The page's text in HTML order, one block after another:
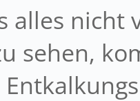
alles nicht
sehen,